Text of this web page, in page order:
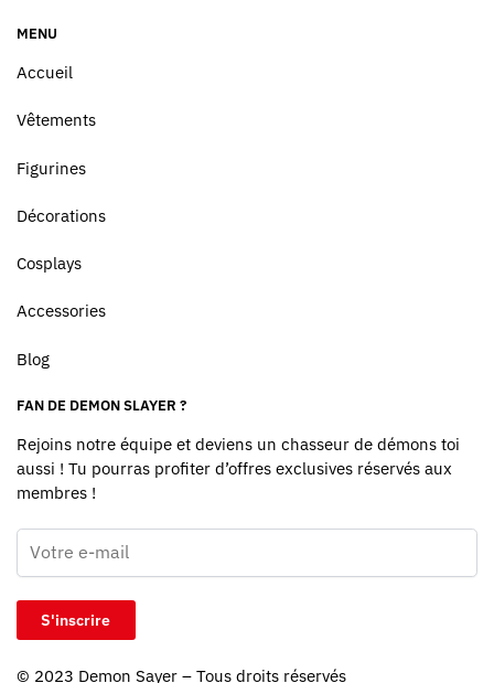
MENU
Accueil
Vêtements
Figurines
Décorations
Cosplays
Accessories
Blog
FAN DE DEMON SLAYER ?
Rejoins notre équipe et deviens un chasseur de démons toi
aussi ! Tu pourras profiter d’offres exclusives réservés aux
membres !
© 2023 Demon Sayer – Tous droits réservés